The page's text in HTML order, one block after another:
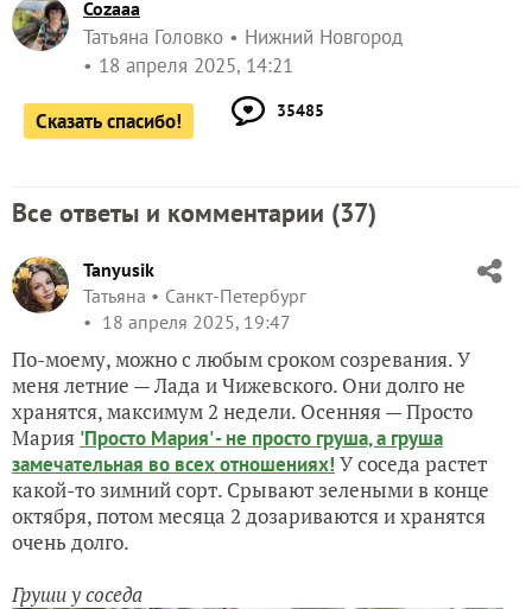
Cozaaa
Татьяна Головко
Нижний Новгород
18 апреля 2025, 14:21
Сказать спасибо! 35485
Все ответы и комментарии (37)
Tanyusik
Татьяна
Санкт-Петербург
18 апреля 2025, 19:47
По-моему, можно с любым сроком созревания. У
меня летние — Лада и Чижевского. Они долго не
хранятся, максимум 2 недели. Осенняя — Просто
Мария 'Просто Мария' - не просто груша, а груша
замечательная во всех отношениях! У соседа растет
какой-то зимний сорт. Срывают зелеными в конце
октября, потом месяца 2 дозариваются и хранятся
очень долго.
Груши у соседа